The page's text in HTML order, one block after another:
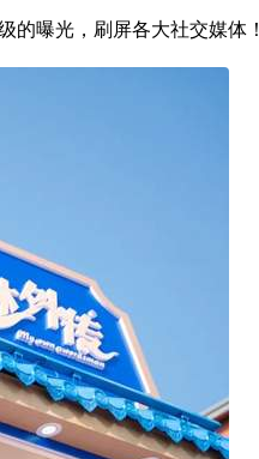
的曝光，刷屏各大社交媒体！